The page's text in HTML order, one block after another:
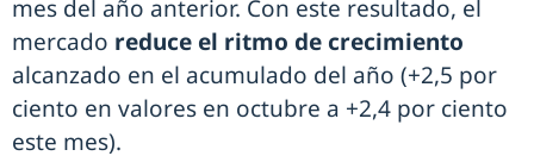
mes del año anterior. Con este resultado, el
mercado reduce el ritmo de crecimiento
alcanzado en el acumulado del año (+2,5 por
ciento en valores en octubre a +2,4 por ciento
este mes).